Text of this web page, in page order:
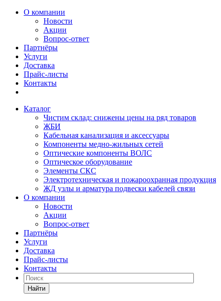
О компании
Новости
Акции
Вопрос-ответ
Партнёры
Услуги
Доставка
Прайс-листы
Контакты
Каталог
Чистим склад: снижены цены на ряд товаров
ЖБИ
Кабельная канализация и аксессуары
Компоненты медно-жильных сетей
Оптические компоненты ВОЛС
Оптическое оборудование
Элементы СКС
Электротехническая и пожароохранная продукция
ЖД узлы и арматура подвески кабелей связи
О компании
Новости
Акции
Вопрос-ответ
Партнёры
Услуги
Доставка
Прайс-листы
Контакты
Найти